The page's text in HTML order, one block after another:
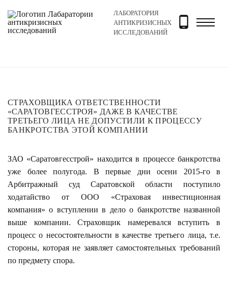
ЛАБОРАТОРИЯ
АНТИКРИЗИСНЫХ
ИССЛЕДОВАНИЙ
Главная Новости и блог Новости Страховщика
СТРАХОВЩИКА ОТВЕТСТВЕННОСТИ
«САРАТОВГЕССТРОЯ» ДАЖЕ В КАЧЕСТВЕ
ТРЕТЬЕГО ЛИЦА НЕ ДОПУСТИЛИ К ПРОЦЕССУ
БАНКРОТСТВА ЭТОЙ КОМПАНИИ
ЗАО «Саратовгесстрой» находится в процессе банкротства
уже более полугода. В первые дни осени 2015-го в
Арбитражный суд Саратовской области поступило
ходатайство от ООО «Страховая инвестиционная
компания» о вступлении в дело о банкротстве названной
выше компании. Страховщик намеревался вступить в
процесс о несостоятельности в качестве третьего лица, т.е.
стороны, которая не заявляет самостоятельных требований
по предмету спора.